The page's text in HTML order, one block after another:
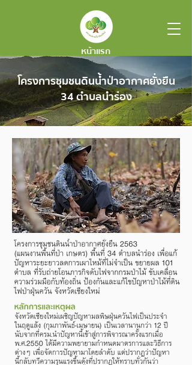
หน้าแรก
โครงการชุมชนดินน้ำป่าอากาศยั่งยืน
34 ตำบลนำร่อง